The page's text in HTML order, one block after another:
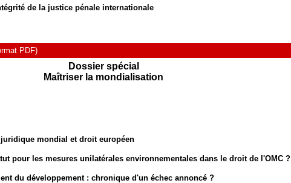
de la justice pénale internationale
PDF)
Dossier spécial
Maîtriser la mondialisation
mondial et droit européen
pour les mesures unilatérales environnementales dans le droit de l'OMC ?
du développement : chronique d'un échec annoncé ?